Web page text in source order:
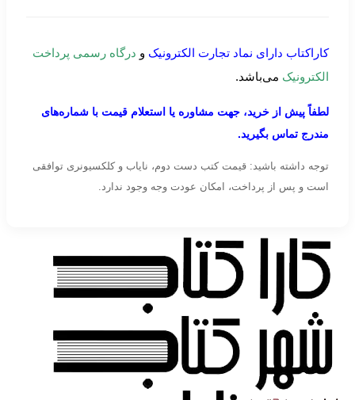
کاراکتاب دارای نماد تجارت الکترونیک و درگاه رسمی پرداخت
الکترونیک می‌باشد.
لطفاً پیش از خرید، جهت مشاوره یا استعلام قیمت با شماره‌های
مندرج تماس بگیرید.
توجه داشته باشید: قیمت کتب دست دوم، نایاب و کلکسیونری توافقی
است و پس از پرداخت، امکان عودت وجه وجود ندارد.